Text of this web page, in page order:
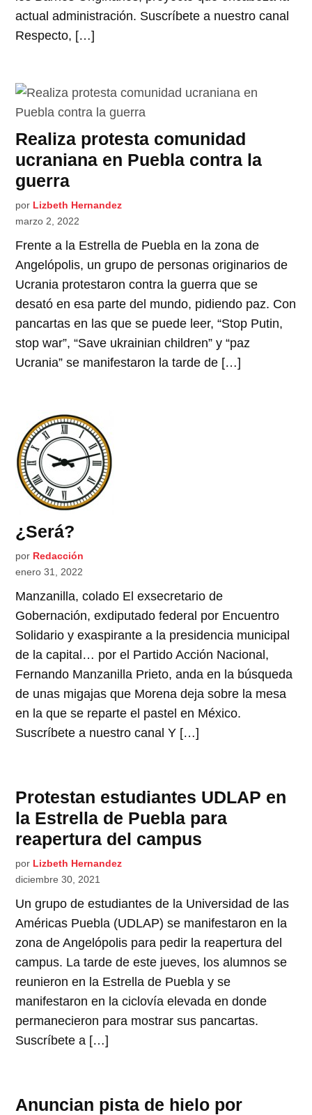
actual administración. Suscríbete a nuestro canal
Respecto, […]
Realiza protesta comunidad
ucraniana en Puebla contra la
guerra
por Lizbeth Hernandez
marzo 2, 2022
Frente a la Estrella de Puebla en la zona de
Angelópolis, un grupo de personas originarios de
Ucrania protestaron contra la guerra que se
desató en esa parte del mundo, pidiendo paz. Con
pancartas en las que se puede leer, “Stop Putin,
stop war”, “Save ukrainian children” y “paz
Ucrania” se manifestaron la tarde de […]
¿Será?
por Redacción
enero 31, 2022
Manzanilla, colado El exsecretario de
Gobernación, exdiputado federal por Encuentro
Solidario y exaspirante a la presidencia municipal
de la capital… por el Partido Acción Nacional,
Fernando Manzanilla Prieto, anda en la búsqueda
de unas migajas que Morena deja sobre la mesa
en la que se reparte el pastel en México.
Suscríbete a nuestro canal Y […]
Protestan estudiantes UDLAP en
la Estrella de Puebla para
reapertura del campus
por Lizbeth Hernandez
diciembre 30, 2021
Un grupo de estudiantes de la Universidad de las
Américas Puebla (UDLAP) se manifestaron en la
zona de Angelópolis para pedir la reapertura del
campus. La tarde de este jueves, los alumnos se
reunieron en la Estrella de Puebla y se
manifestaron en la ciclovía elevada en donde
permanecieron para mostrar sus pancartas.
Suscríbete a […]
Anuncian pista de hielo por